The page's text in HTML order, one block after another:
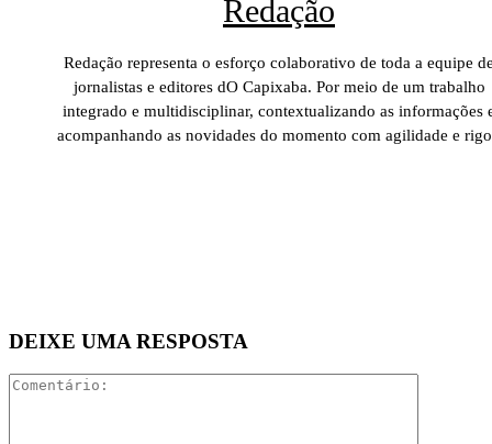
Redação
Redação representa o esforço colaborativo de toda a equipe
jornalistas e editores dO Capixaba. Por meio de um trabalho
integrado e multidisciplinar, contextualizando as informações
acompanhando as novidades do momento com agilidade e
DEIXE UMA RESPOSTA